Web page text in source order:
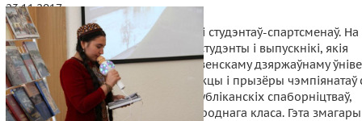
23.11.2017
У ГрДУ імя Янкі Купалы ўшаноўвалі студэнтаў-спартсменаў. На
мерапрыемства былі запрошаны студэнты і выпускнікі, якія
ствараюць спартыўную славу Гродзенскаму дзяржаўнаму
імя Янкі Купалы. Сярод іх пераможцы і прызёры чэмпіянатаў
Еўропы, Еўрапейскіх гульняў, рэспубліканскіх спаборніцтваў,
майстры спорту, у тым ліку і міжнароднага класа. Гэта